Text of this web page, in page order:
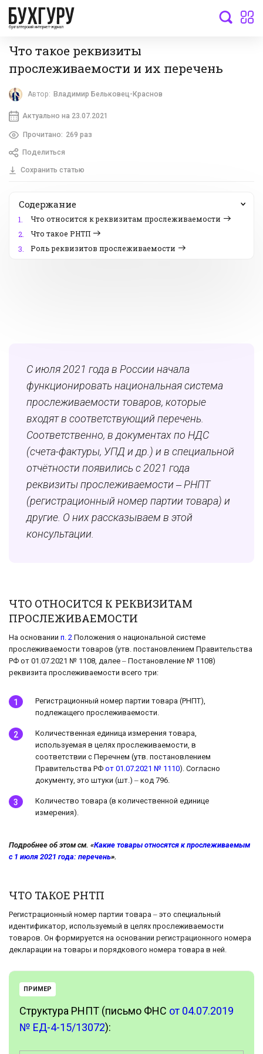
бухгалтерский интернет-журнал
Что такое реквизиты
прослеживаемости и их перечень
Автор: Владимир Бельковец-Краснов
Актуально на 23.07.2021
Прочитано: 269 раз
Поделиться
Сохранить статью
Содержание
1.
Что относится к реквизитам прослеживаемости
2.
Что такое РНТП
3.
Роль реквизитов прослеживаемости
С июля 2021 года в России начала
функционировать национальная система
прослеживаемости товаров, которые
входят в соответствующий перечень.
Соответственно, в документах по НДС
(счета-фактуры, УПД и др.) и в специальной
отчётности появились с 2021 года
реквизиты прослеживаемости ‒ РНПТ
(регистрационный номер партии товара) и
другие. О них рассказываем в этой
консультации.
ЧТО ОТНОСИТСЯ К РЕКВИЗИТАМ
ПРОСЛЕЖИВАЕМОСТИ
На основании п. 2 Положения о национальной системе
прослеживаемости товаров (утв. постановлением Правительства
РФ от 01.07.2021 № 1108, далее ‒ Постановление № 1108)
реквизита прослеживаемости всего три:
Регистрационный номер партии товара (РНПТ),
подлежащего прослеживаемости.
Количественная единица измерения товара,
используемая в целях прослеживаемости, в
соответствии с Перечнем (утв. постановлением
Правительства РФ от 01.07.2021 № 1110). Согласно
документу, это штуки (шт.) ‒ код 796.
Количество товара (в количественной единице
измерения).
Подробнее об этом см. «Какие товары относятся к прослеживаемым
с 1 июля 2021 года: перечень».
ЧТО ТАКОЕ РНТП
Регистрационный номер партии товара ‒ это специальный
идентификатор, используемый в целях прослеживаемости
товаров. Он формируется на основании регистрационного номера
декларации на товары и порядкового номера товара в ней.
ПРИМЕР
Структура РНПТ (письмо ФНС от 04.07.2019
№ ЕД-4-15/13072):